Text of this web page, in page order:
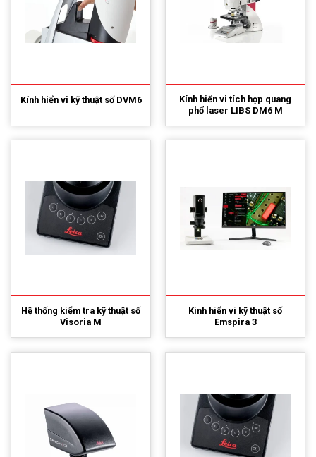
Kính hiển vi kỹ thuật số DVM6
Kính hiển vi tích hợp quang
phổ laser LIBS DM6 M
Hệ thống kiểm tra kỹ thuật số
Visoria M
Kính hiển vi kỹ thuật số
Emspira 3